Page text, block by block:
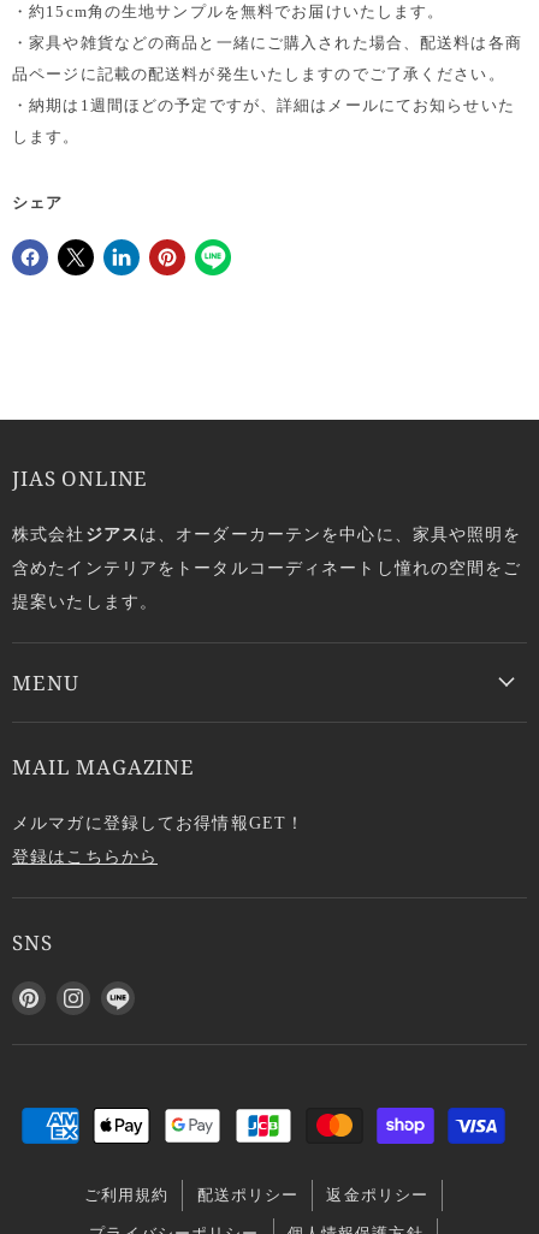
・約15cm角の生地サンプルを無料でお届けいたします。
・家具や雑貨などの商品と一緒にご購入された場合、配送料は各商
品ページに記載の配送料が発生いたしますのでご了承ください。
・納期は1週間ほどの予定ですが、詳細はメールにてお知らせいた
します。
シェア
JIAS ONLINE
株式会社 ジアスは、オーダーカーテンを中心に、家具や照明を
含めたインテリアをトータルコーディネートし憧れの空間をご
提案いたします。
MENU
MAIL MAGAZINE
メルマガに登録してお得情報GET！
登録はこちらから
SNS
P
n
r
I
s
m
L
N
見
て
ご利用規約 配送ポリシー 返金ポリシー